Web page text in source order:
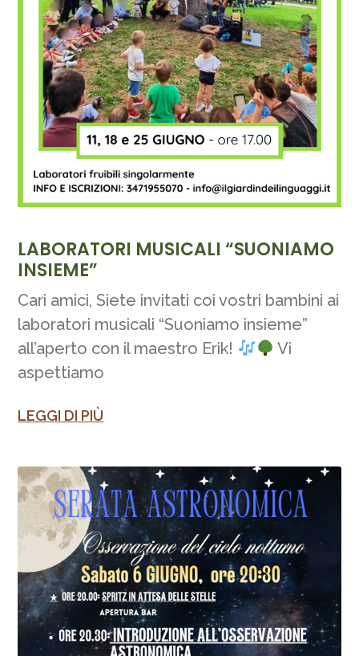
LABORATORI MUSICALI “SUONIAMO
INSIEME”
Cari amici, Siete invitati coi vostri bambini ai
laboratori musicali “Suoniamo insieme”
all’aperto con il maestro Erik!
Vi
aspettiamo
LEGGI DI PIÙ